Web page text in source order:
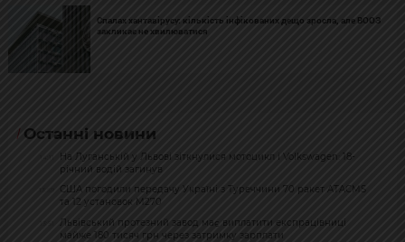
Спалах хантавірусу: кількість інфікованих дещо зросла, але ВООЗ
закликає не хвилюватися
Останні новини
На Луганській у Львові зіткнулися мотоцикл і Volkswagen: 18-
річний водій загинув
США погодили передачу Україні з Туреччини 70 ракет ATACMS
та 12 установок M270
Львівський протезний завод має виплатити експрацівниці
майже 180 тисяч грн через затримку зарплати